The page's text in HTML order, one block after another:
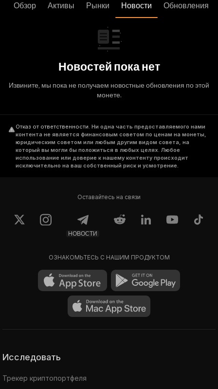
Обзор Активы Рынки Новости Обновления
Новостей пока нет
Извините, мы пока не получаем новостные обновления по этой
монете.
Отказ от ответственности. Ни одна часть предоставляемого нами
контента не является финансовым советом по ценам на монеты,
юридическим советом или любым другим видом совета, на
который вы могли бы положиться в любых целях. Любое
использование или доверие к нашему контенту происходит
исключительно на ваш собственный риск и усмотрение.
Оставайтесь на связи
НОВОСТИ
ОЗНАКОМЬТЕСЬ С НАШИМ ПРОДУКТОМ
Исследовать
Трекер криптопортфеля